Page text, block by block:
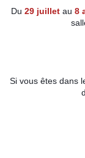
Du 29 juillet au 8
Si vous êtes dans